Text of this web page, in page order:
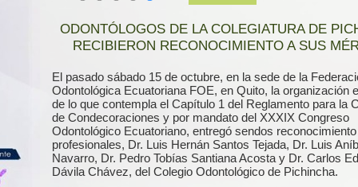
ODONTÓLOGOS DE LA COLEGIATURA DE
RECIBIERON RECONOCIMIENTO A SUS
El pasado sábado 15 de octubre, en la sede de la
Odontológica Ecuatoriana FOE, en Quito, la organización
de lo que contempla el Capítulo 1 del Reglamento para la
de Condecoraciones y por mandato del XXXIX Congreso
Odontológico Ecuatoriano, entregó sendos
profesionales, Dr. Luis Hernán Santos Tejada, Dr. Luis
Navarro, Dr. Pedro Tobías Santiana Acosta y Dr. Carlos
Dávila Chávez, del Colegio Odontológico de Pichincha.